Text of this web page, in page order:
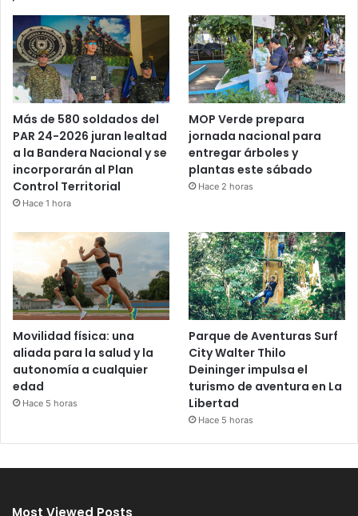
Más de 580 soldados del
PAR 24-2026 juran lealtad
a la Bandera Nacional y se
incorporarán al Plan
Control Territorial
Hace 1 hora
MOP Verde prepara
jornada nacional para
entregar árboles y
plantas este sábado
Hace 2 horas
Movilidad física: una
aliada para la salud y la
autonomía a cualquier
edad
Hace 5 horas
Parque de Aventuras Surf
City Walter Thilo
Deininger impulsa el
turismo de aventura en La
Libertad
Hace 5 horas
Most Viewed Posts